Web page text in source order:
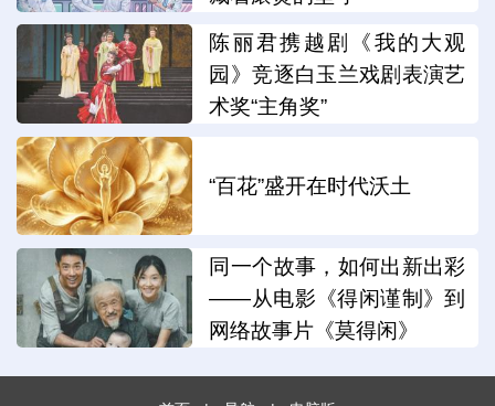
陈丽君携越剧《我的大观
园》竞逐白玉兰戏剧表演艺
术奖“主角奖”
“百花”盛开在时代沃土
同一个故事，如何出新出彩
——从电影《得闲谨制》到
网络故事片《莫得闲》